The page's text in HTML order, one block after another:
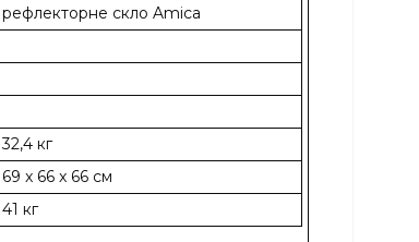
рефлекторне скло Amica
32,4 кг
69 x 66 x 66 см
41 кг